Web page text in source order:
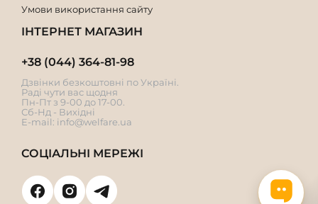
Умови використання сайту
ІНТЕРНЕТ МАГАЗИН
+38 (044) 364-81-98
Дзвінки безкоштовні по Україні.
Раді чути вас щодня
Пн-Пт з 9-00 до 17-00.
Сб-Нд - Вихідні
E-mail: info@welfare.ua
СОЦІАЛЬНІ МЕРЕЖІ